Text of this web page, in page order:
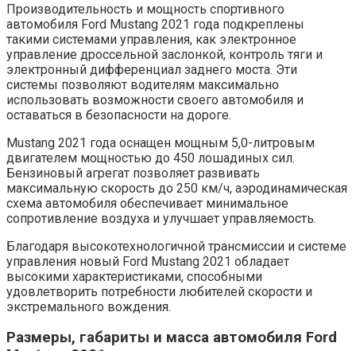
Производительность и мощность спортивного
автомобиля Ford Mustang 2021 года подкреплены
такими системами управления, как электронное
управление дроссельной заслонкой, контроль тяги и
электронный дифференциал заднего моста. Эти
системы позволяют водителям максимально
использовать возможности своего автомобиля и
оставаться в безопасности на дороге.
Mustang 2021 года оснащен мощным 5,0-литровым
двигателем мощностью до 450 лошадиных сил.
Бензиновый агрегат позволяет развивать
максимальную скорость до 250 км/ч, аэродинамическая
схема автомобиля обеспечивает минимальное
сопротивление воздуха и улучшает управляемость.
Благодаря высокотехнологичной трансмиссии и системе
управления новый Ford Mustang 2021 обладает
высокими характеристиками, способными
удовлетворить потребности любителей скорости и
экстремального вождения.
Размеры, габариты и масса автомобиля Ford